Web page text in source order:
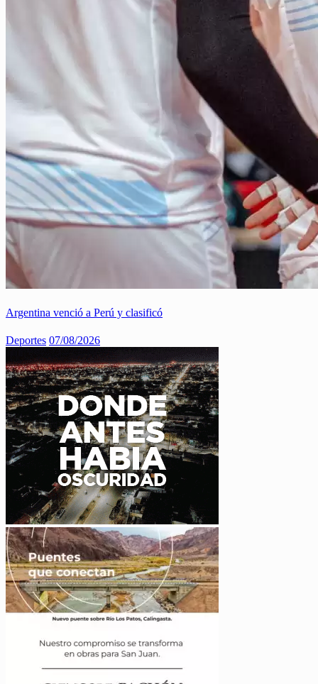
Argentina venció a Perú y clasificó
Deportes 07/08/2026